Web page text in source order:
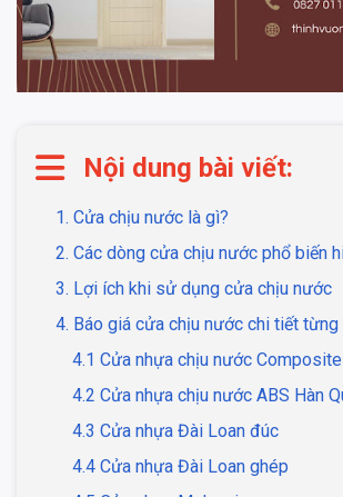
Nội dung bài viết:
1. Cửa chịu nước là gì?
2. Các dòng cửa chịu nước phổ biến
3. Lợi ích khi sử dụng cửa chịu nước
4. Báo giá cửa chịu nước chi tiết
4.1 Cửa nhựa chịu nước Composite
4.2 Cửa nhựa chịu nước ABS Hàn
4.3 Cửa nhựa Đài Loan đúc
4.4 Cửa nhựa Đài Loan ghép